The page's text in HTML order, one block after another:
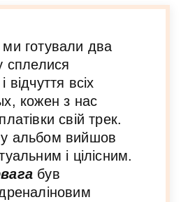
готували два
сплелися
всіх
кожен з нас
свій трек.
альбом вийшов
і цілісним.
був